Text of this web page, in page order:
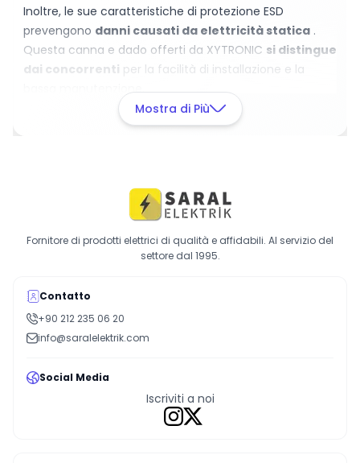
Inoltre, le sue caratteristiche di protezione ESD
prevengono danni causati da elettricità statica .
Questa canna e dado offerti da XYTRONIC si distingue
dai concorrenti per la facilità di installazione e la
bassa manutenzione.
Con un focus sull'esperienza utente, questo prodotto
offre una scelta affidabile graziealle sue prestazioni
aggiungendole subito al carrello!
Mostra di Più
Fornitore di prodotti elettrici di qualità e affidabili. Al servizio del
settore dal 1995.
Contatto
+90 212 235 06 20
info@saralelektrik.com
Social Media
Iscriviti a noi